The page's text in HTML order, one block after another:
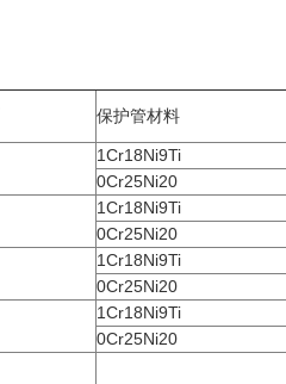
保护管材料
1Cr18Ni9Ti
0Cr25Ni20
1Cr18Ni9Ti
0Cr25Ni20
1Cr18Ni9Ti
0Cr25Ni20
1Cr18Ni9Ti
0Cr25Ni20